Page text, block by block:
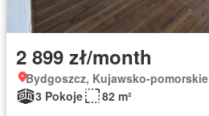
2 899 zł/month
Bydgoszcz, Kujawsko-pomorskie
3 Pokoje
82 m²